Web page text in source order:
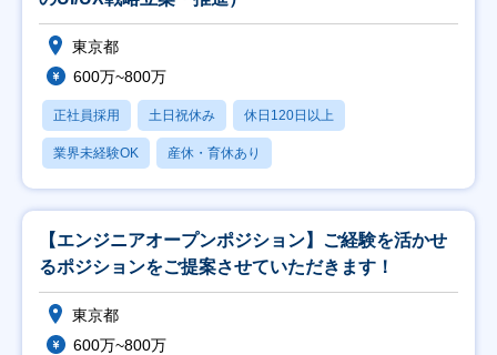
東京都
600万~800万
正社員採用 土日祝休み 休日120日以上
業界未経験OK 産休・育休あり
【エンジニアオープンポジション】ご経験を活かせ
るポジションをご提案させていただきます！
東京都
600万~800万